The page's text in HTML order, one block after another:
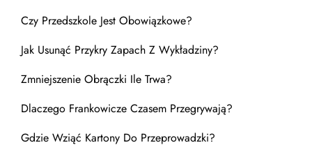
Czy Przedszkole Jest Obowiązkowe?
Jak Usunąć Przykry Zapach Z Wykładziny?
Zmniejszenie Obrączki Ile Trwa?
Dlaczego Frankowicze Czasem Przegrywają?
Gdzie Wziąć Kartony Do Przeprowadzki?